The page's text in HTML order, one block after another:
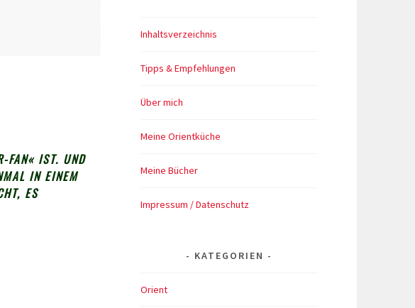
FAN« IST. UND
IN EINEM E
ES N
Inhaltsverzeichnis
Tipps & Empfehlungen
Über mich
Meine Orientküche
Meine Bücher
Impressum / Datenschutz
KATEGORIEN
Orient